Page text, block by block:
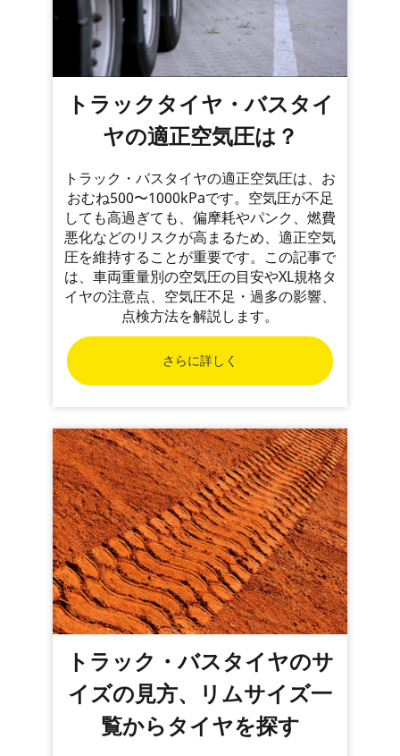
トラックタイヤ・バスタイ
ヤの適正空気圧は？
トラック・バスタイヤの適正空気圧は、お
おむね500〜1000kPaです。空気圧が不足
しても高過ぎても、偏摩耗やパンク、燃費
悪化などのリスクが高まるため、適正空気
圧を維持することが重要です。この記事で
は、車両重量別の空気圧の目安やXL規格タ
イヤの注意点、空気圧不足・過多の影響、
点検方法を解説します。
さらに詳しく
トラック・バスタイヤのサ
イズの見方、リムサイズ一
覧からタイヤを探す